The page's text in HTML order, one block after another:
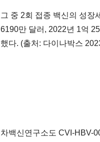
그 중 2회 접종 백신의 성장
6190만 달러, 2022년 1억
했다. (출처: 다이나박스
차백신연구소도 CVI-HBV-